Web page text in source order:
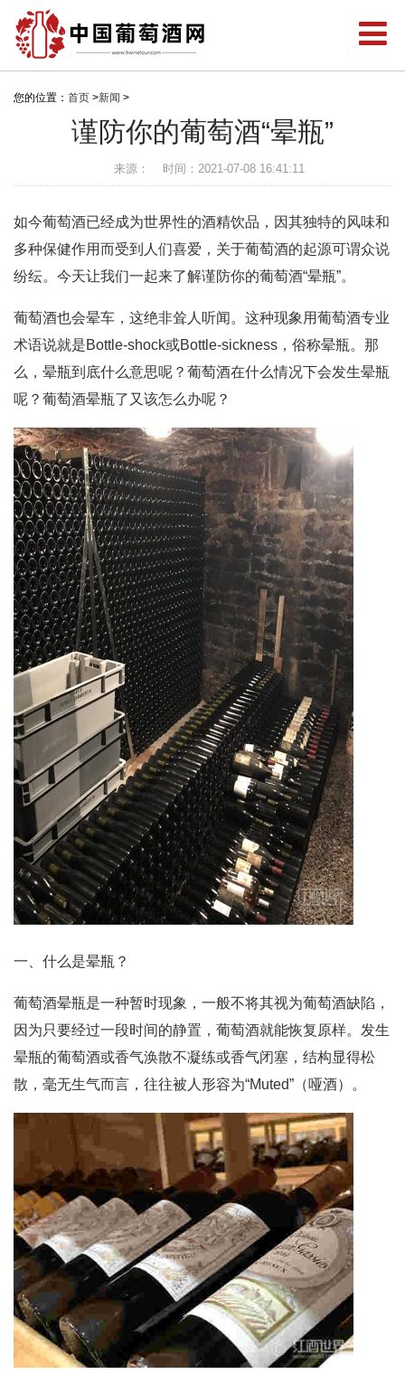
您的位置： 首页 >新闻 >
谨防你的葡萄酒“晕瓶”
来源： 时间：2021-07-08 16:41:11
如今葡萄酒已经成为世界性的酒精饮品，因其独特的风味和
多种保健作用而受到人们喜爱，关于葡萄酒的起源可谓众说
纷纭。今天让我们一起来了解谨防你的葡萄酒“晕瓶”。
葡萄酒也会晕车，这绝非耸人听闻。这种现象用葡萄酒专业
术语说就是Bottle-shock或Bottle-sickness，俗称晕瓶。那
么，晕瓶到底什么意思呢？葡萄酒在什么情况下会发生晕瓶
呢？葡萄酒晕瓶了又该怎么办呢？
一、什么是晕瓶？
葡萄酒晕瓶是一种暂时现象，一般不将其视为葡萄酒缺陷，
因为只要经过一段时间的静置，葡萄酒就能恢复原样。发生
晕瓶的葡萄酒或香气涣散不凝练或香气闭塞，结构显得松
散，毫无生气而言，往往被人形容为“Muted”（哑酒）。